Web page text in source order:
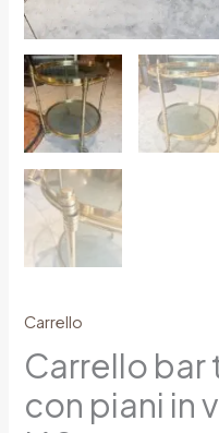
Carrello
Carrello
con piani in